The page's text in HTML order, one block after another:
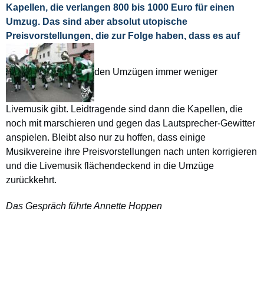
Kapellen, die verlangen 800 bis 1000 Euro für einen
Umzug. Das sind aber absolut utopische
Preisvorstellungen, die zur Folge haben, dass es auf
den Umzügen immer weniger
Livemusik gibt. Leidtragende sind dann die Kapellen, die
noch mit marschieren und gegen das Lautsprecher-Gewitter
anspielen. Bleibt also nur zu hoffen, dass einige
Musikvereine ihre Preisvorstellungen nach unten korrigieren
und die Livemusik flächendeckend in die Umzüge
zurückkehrt.
Das Gespräch führte Annette Hoppen